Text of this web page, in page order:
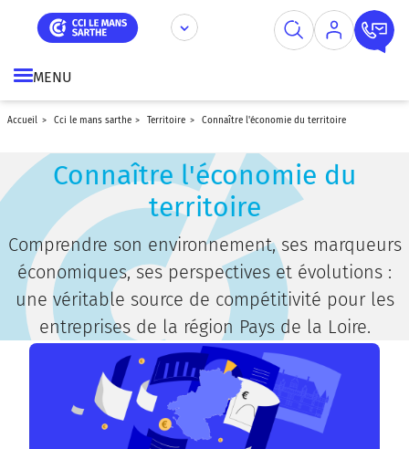
contenu
MENU
accueil cci le mans sarthe territoire connaître l'économie du territoire
Connaître l'économie du
territoire
Comprendre son environnement, ses marqueurs
économiques, ses perspectives et évolutions :
une véritable source de compétitivité pour les
entreprises de la région Pays de la Loire.
Panneau de gestion des cookies